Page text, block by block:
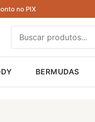
no PIX
BERMUDAS